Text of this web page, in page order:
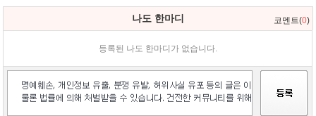
나도 한마디 코멘트(0)
등록된 나도 한마디가 없습니다.